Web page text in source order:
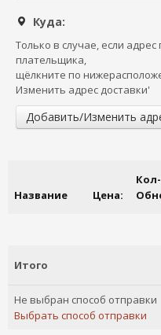
Куда:
Только в случае, если
плательщика,
щёлкните по
Изменить адрес доставки'
Добавить/Изменить
Название Цена:
Итого
Не выбран способ отправки
Выбрать способ отправки